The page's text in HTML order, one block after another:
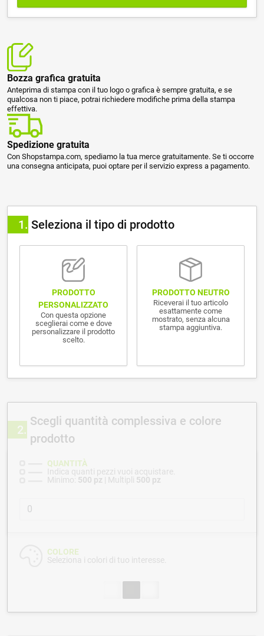
Bozza grafica gratuita
Anteprima di stampa con il tuo logo o grafica è sempre gratuita, e se
qualcosa non ti piace, potrai richiedere modifiche prima della stampa
effettiva.
Spedizione gratuita
Con Shopstampa.com, spediamo la tua merce gratuitamente. Se ti occorre
una consegna anticipata, puoi optare per il servizio express a pagamento.
1 Seleziona il tipo di prodotto
PRODOTTO
PERSONALIZZATO
Con questa opzione
sceglierai come e dove
personalizzare il prodotto
scelto.
PRODOTTO NEUTRO
Riceverai il tuo articolo
esattamente come
mostrato, senza alcuna
stampa aggiuntiva.
2
Scegli quantità complessiva e colore
prodotto
QUANTITÀ
Indica quanti pezzi vuoi acquistare.
Minimo: 500 pz | Multipli 500 pz
COLORE
Seleziona i colori di tuo interesse.